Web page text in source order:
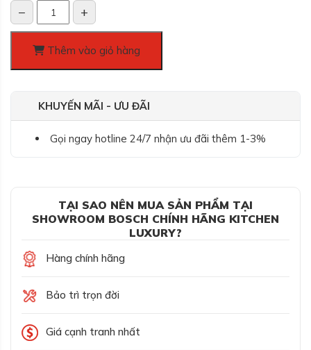
41.410.000 ₫.
là:
39.900.000 ₫.
Tủ
lạnh
Bosch
tích
− +
Thêm vào giỏ hàng
KHUYẾN MÃI - ƯU ĐÃI
Gọi ngay hotline 24/7 nhận ưu đãi thêm 1-3%
TẠI SAO NÊN MUA SẢN PHẨM TẠI
SHOWROOM BOSCH CHÍNH HÃNG KITCHEN
LUXURY?
Hàng chính hãng
Bảo trì trọn đời
Giá cạnh tranh nhất